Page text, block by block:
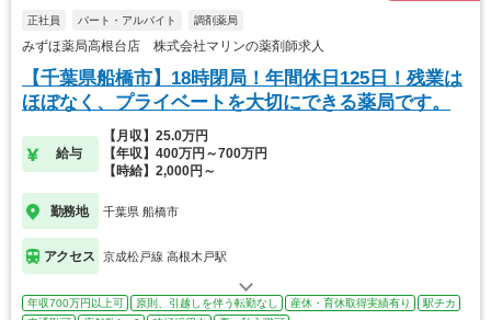
正社員 パート・アルバイト 調剤薬局
みずほ薬局高根台店 株式会社マリンの薬剤師求人
【千葉県船橋市】18時閉局！年間休日125日！残業は
ほぼなく、プライベートを大切にできる薬局です。
給与
【月収】25.0万円
【年収】400万円～700万円
【時給】2,000円～
勤務地 千葉県 船橋市
アクセス 京成松戸線 高根木戸駅
年収700万円以上可 原則、引越しを伴う転勤なし 産休・育休取得実績有り
駅チカ